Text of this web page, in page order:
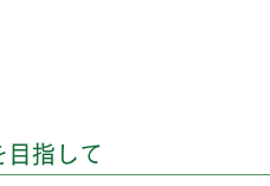
目指して